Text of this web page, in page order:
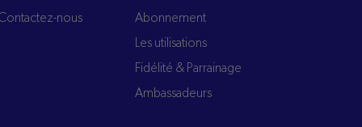
nous
Abonnement
Les utilisations
Fidélité & Parrainage
Ambassadeurs